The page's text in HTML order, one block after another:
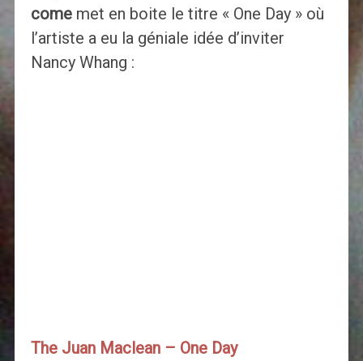
comemet en boite le titre « One Day » où
l’artiste a eu la géniale idée d’inviter
Nancy Whang :
The Juan Maclean – One Day